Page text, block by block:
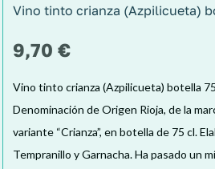
Vino tinto crianza (Azpilicueta)
9,70 €
Vino tinto crianza (Azpilicueta) botella
Denominación de Origen Rioja, de la
variante “Crianza”, en botella de 75 cl.
Tempranillo y Garnacha. Ha pasado un